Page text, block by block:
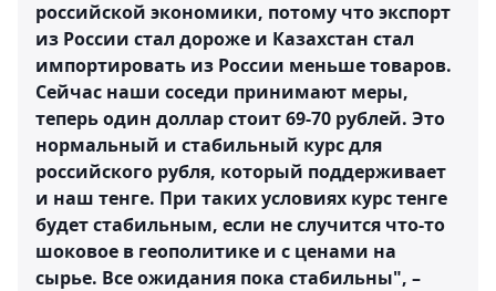
российской экономики, потому что экспорт
из России стал дороже и Казахстан стал
импортировать из России меньше товаров.
Сейчас наши соседи принимают меры,
теперь один доллар стоит 69-70 рублей. Это
нормальный и стабильный курс для
российского рубля, который поддерживает
и наш тенге. При таких условиях курс тенге
будет стабильным, если не случится что-то
шоковое в геополитике и с ценами на
сырье. Все ожидания пока стабильны", –